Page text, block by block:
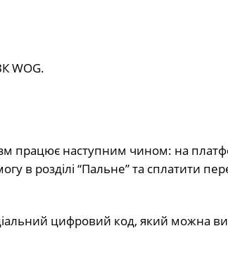
WOG.
працює наступним чином: на
в розділі “Пальне” та сплатити
цифровий код, який можна